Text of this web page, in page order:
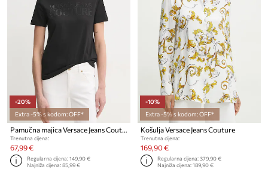
-20%
Extra -5% s kodom: OFF*
Pamučna majica Versace Jeans Couture
Trenutna cijena:
67,99 €
Regularna cijena:149,90 €
Najniža cijena:85,99 €
-10%
Extra -5% s kodom: OFF*
Košulja Versace Jeans Couture
Trenutna cijena:
169,90 €
Regularna cijena:379,90 €
Najniža cijena:189,90 €